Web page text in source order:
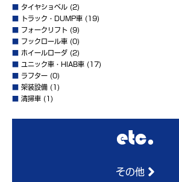
タイヤショベル (2)
トラック・DUMP車 (19)
フォークリフト (9)
フックロール車 (0)
ホイールローダ (2)
ユニック車・HIAB車 (17)
ラフター (0)
架装設備 (1)
清掃車 (1)
その他